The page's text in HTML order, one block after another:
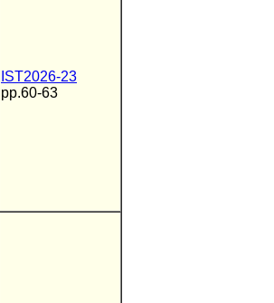
IST2026-23
pp.60-63